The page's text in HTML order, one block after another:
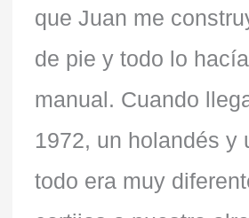
que Juan me
de pie y todo lo
manual. Cuando
1972, un holandés y
todo era muy